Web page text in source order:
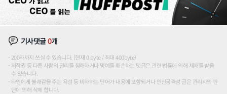
기사댓글0개
200자까지 쓰실 수 있습니다. (현재 0 byte / 최대 400byte)
저작권 등 다른 사람의 권리를 침해하거나 명예를 훼손하는 댓글은 관련 법률에 의해 제재를 받을
수 있습니다.
타인에게 불쾌감을 주는 욕설 등 비하하는 단어가 내용에 포함되거나 인신공격성 글은 관리자의 판
단에 의해 삭제 합니다.